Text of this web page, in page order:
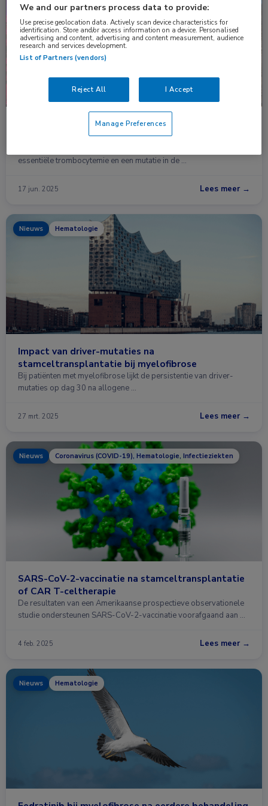
Nieuwe inzichten in kliniek en overleving van MPL-
essentiële trombocytemie en een mutatie in de …
17 jun. 2025 Lees meer →
Nieuws Hematologie
Impact van driver-mutaties na
stamceltransplantatie bij myelofibrose
Bij patiënten met myelofibrose lijkt de persistentie van driver-
mutaties op dag 30 na allogene …
27 mrt. 2025 Lees meer →
Nieuws Coronavirus (COVID-19), Hematologie, Infectieziekten
SARS-CoV-2-vaccinatie na stamceltransplantatie
of CAR T-celtherapie
De resultaten van een Amerikaanse prospectieve observationele
studie ondersteunen SARS-CoV-2-vaccinatie voorafgaand aan …
4 feb. 2025 Lees meer →
Nieuws Hematologie
We and our partners process data to provide:
Use precise geolocation data. Actively scan device characteristics for
identification. Store and/or access information on a device. Personalised
advertising and content, advertising and content measurement, audience
research and services development.
List of Partners (vendors)
Reject All I Accept
Manage Preferences